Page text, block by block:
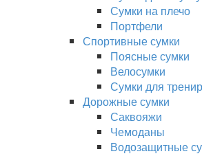
Сумки на плечо
Портфели
Спортивные сумки
Поясные сумки
Велосумки
Сумки для
Дорожные сумки
Саквояжи
Чемоданы
Водозащитные